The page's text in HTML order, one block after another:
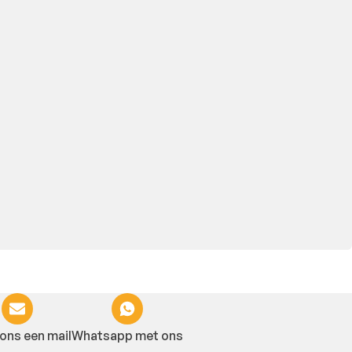
een mailWhatsapp met ons